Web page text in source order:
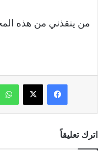
من ينقذني من هذه
فيسبوك‫X
اترك تعليقاً